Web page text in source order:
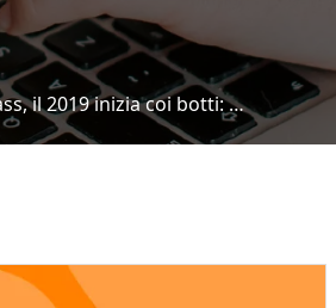
Sanzioni Ivass, il 2019 inizia coi botti: a gennaio 1,236 milioni, “vince” Axa